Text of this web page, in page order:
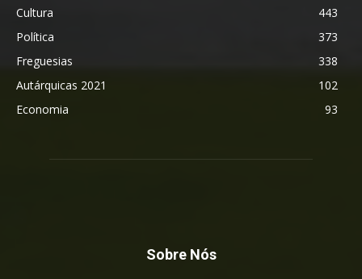
Cultura
443
Política
373
Freguesias
338
Autárquicas 2021
102
Economia
93
Sobre Nós